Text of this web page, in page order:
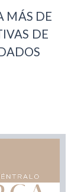
MÁS DE
DE